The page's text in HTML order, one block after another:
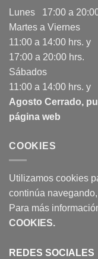
Lunes 17:00 a
Martes a Viernes
11:00 a 14:00 hrs. y
17:00 a 20:00 hrs.
Sábados
11:00 a 14:00 hrs. y
Agosto Cerrado,
página web
COOKIES
Utilizamos cookies
continúa
Para más
COOKIES.
REDES SOCIALES